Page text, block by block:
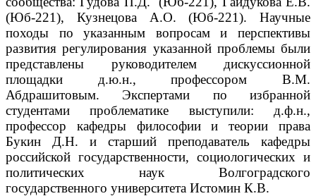
(Юб-221), Кузнецова А.О. (Юб-221). Научные
походы по указанным вопросам и перспективы
развития регулирования указанной проблемы были
представлены руководителем дискуссионной
площадки д.ю.н., профессором В.М.
Абдрашитовым. Экспертами по избранной
студентами проблематике выступили: д.ф.н.,
профессор кафедры философии и теории права
Букин Д.Н. и старший преподаватель кафедры
российской государственности, социологических и
политических наук Волгоградского
государственного университета Истомин К.В.